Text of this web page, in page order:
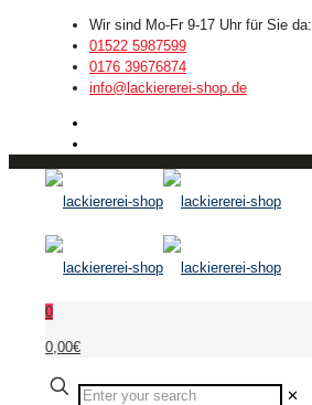
Wir sind Mo-Fr 9-17 Uhr für Sie da:
01522 5987599
0176 39676874
info@lackiererei-shop.de
0
0,00€
✕